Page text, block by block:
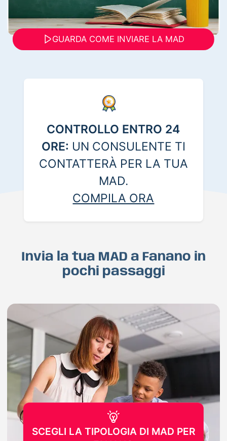
GUARDA COME INVIARE LA MAD
CONTROLLO ENTRO 24
ORE: UN CONSULENTE TI
CONTATTERÀ PER LA TUA
MAD.
COMPILA ORA
Invia la tua MAD a Fanano in
pochi passaggi
SCEGLI LA TIPOLOGIA DI MAD PER